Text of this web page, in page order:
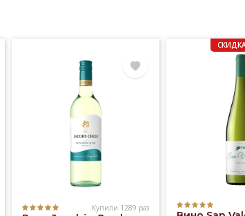
Купили 1289 раз